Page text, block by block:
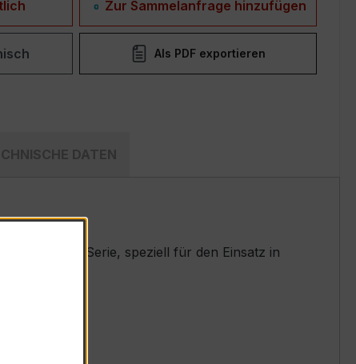
Zur Sammelanfrage hinzufügen
Als PDF exportieren
DATEN
EASKD-Serie, speziell für den Einsatz in